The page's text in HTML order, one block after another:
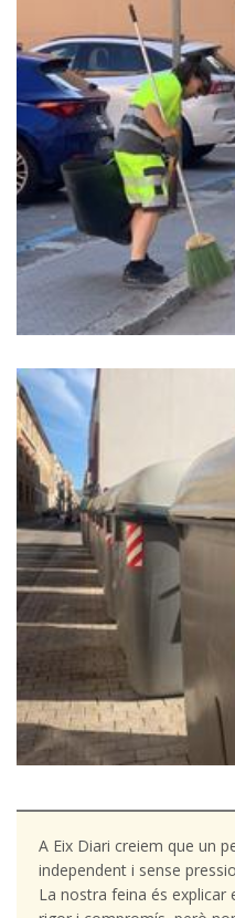
A Eix Diari creiem que un
independent i sense
La nostra feina és explicar